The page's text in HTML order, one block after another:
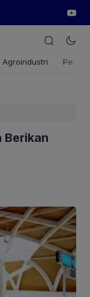
Agroindustri
Berikan